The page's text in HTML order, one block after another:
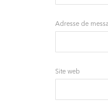
Adresse de
Site web